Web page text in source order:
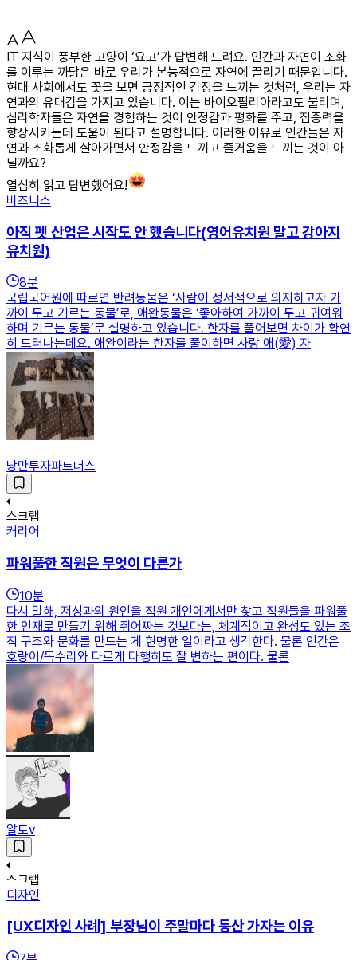
IT 지식이 풍부한 고양이 ‘요고’가 답변해 드려요. 인간과 자연이 조화
를 이루는 까닭은 바로 우리가 본능적으로 자연에 끌리기 때문입니다.
현대 사회에서도 꽃을 보면 긍정적인 감정을 느끼는 것처럼, 우리는 자
연과의 유대감을 가지고 있습니다. 이는 바이오필리아라고도 불리며,
심리학자들은 자연을 경험하는 것이 안정감과 평화를 주고, 집중력을
향상시키는데 도움이 된다고 설명합니다. 이러한 이유로 인간들은 자
연과 조화롭게 살아가면서 안정감을 느끼고 즐거움을 느끼는 것이 아
닐까요?
열심히 읽고 답변했어요!
비즈니스
아직 펫 산업은 시작도 안 했습니다(영어유치원 말고 강아지
유치원)
8분
국립국어원에 따르면 반려동물은 ‘사람이 정서적으로 의지하고자 가
까이 두고 기르는 동물’로, 애완동물은 ‘좋아하여 가까이 두고 귀여워
하며 기르는 동물’로 설명하고 있습니다. 한자를 풀어보면 차이가 확연
히 드러나는데요. 애완이라는 한자를 풀이하면 사랑 애(愛) 자
낭만투자파트너스
스크랩
커리어
파워풀한 직원은 무엇이 다른가
10분
다시 말해, 저성과의 원인을 직원 개인에게서만 찾고 직원들을 파워풀
한 인재로 만들기 위해 쥐어짜는 것보다는, 체계적이고 완성도 있는 조
직 구조와 문화를 만드는 게 현명한 일이라고 생각한다. 물론 인간은
호랑이/독수리와 다르게 다행히도 잘 변하는 편이다. 물론
알토v
스크랩
디자인
[UX디자인 사례] 부장님이 주말마다 등산 가자는 이유